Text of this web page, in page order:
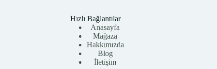
Hızlı Bağlantılar
Anasayfa
Mağaza
Hakkımızda
Blog
İletişim